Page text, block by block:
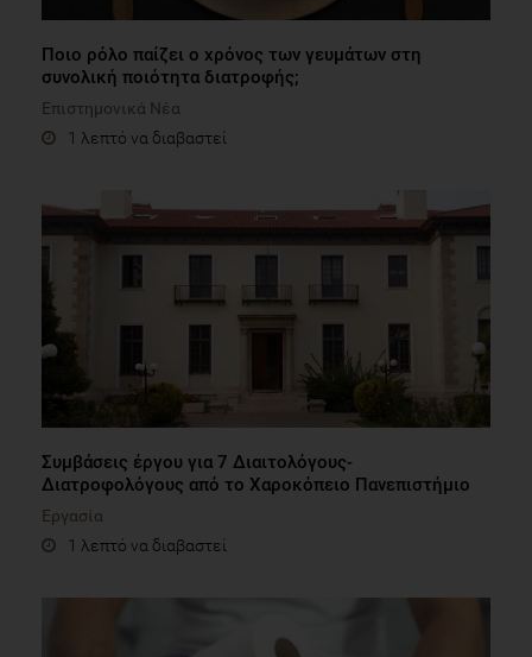
Ποιο ρόλο παίζει ο χρόνος των γευμάτων στη
συνολική ποιότητα διατροφής;
Επιστημονικά Νέα
1 λεπτό να διαβαστεί
Συμβάσεις έργου για 7 Διαιτολόγους-
Διατροφολόγους από το Χαροκόπειο Πανεπιστήμιο
Εργασία
1 λεπτό να διαβαστεί